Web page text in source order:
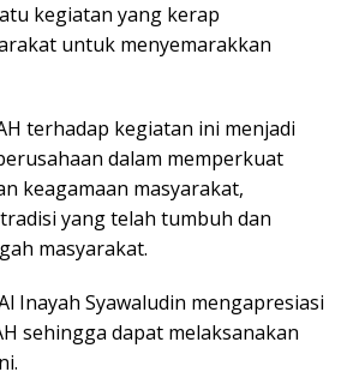
kegiatan yang kerap
untuk menyemarakkan
terhadap kegiatan ini menjadi
dalam memperkuat
keagamaan masyarakat,
yang telah tumbuh dan
masyarakat.
Inayah Syawaludin mengapresiasi
sehingga dapat melaksanakan